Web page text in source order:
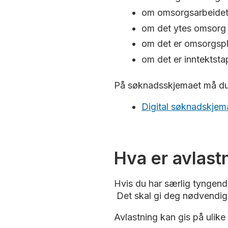
om
om det ytes
om det er
om det er
På søknadsskjemaet må
Digital
Hva er
Hvis du har særlig
Det skal gi deg
Avlastning kan gis på